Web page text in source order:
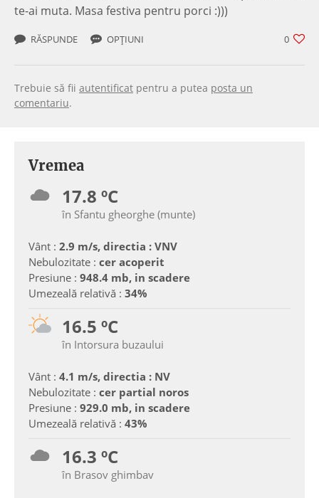
te-ai muta. Masa festiva pentru porci :)))
0
RĂSPUNDE OPȚIUNI
Trebuie să fii autentificat pentru a putea posta un
comentariu.
Vremea
17.8 ºC
în Sfantu gheorghe (munte)
Vânt : 2.9 m/s, directia : VNV
Nebulozitate : cer acoperit
Presiune : 948.4 mb, in scadere
Umezeală relativă : 34%
16.5 ºC
în Intorsura buzaului
Vânt : 4.1 m/s, directia : NV
Nebulozitate : cer partial noros
Presiune : 929.0 mb, in scadere
Umezeală relativă : 43%
16.3 ºC
în Brasov ghimbav